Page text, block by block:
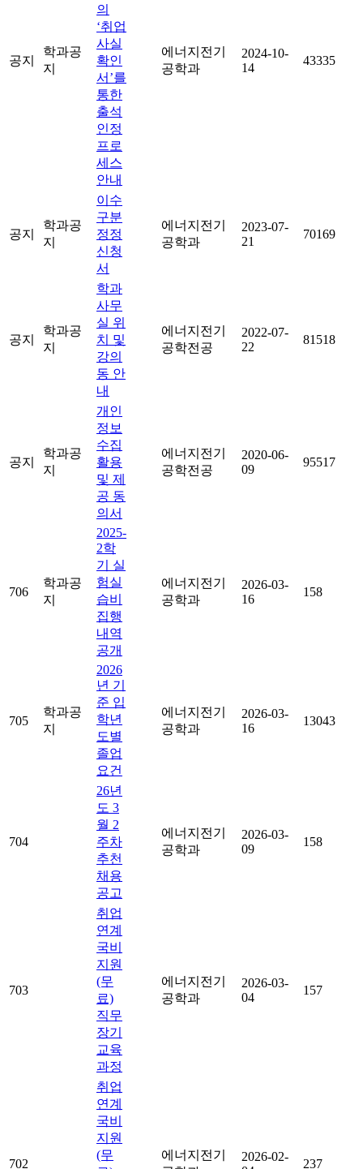
공지
학과공
지
의
‘취업
사실
확인
서’를
통한
출석
인정
프로
세스
안내
에너지전기
공학과
2024-10-
14
43335
공지
학과공
지
이수
구분
정정
신청
서
에너지전기
공학과
2023-07-
21
70169
공지
학과공
지
학과
사무
실 위
치 및
강의
동 안
내
에너지전기
공학전공
2022-07-
22
81518
공지
학과공
지
개인
정보
수집
활용
및 제
공 동
의서
에너지전기
공학전공
2020-06-
09
95517
706
학과공
지
2025-
2학
기 실
험실
습비
집행
내역
공개
에너지전기
공학과
2026-03-
16
158
705
학과공
지
2026
년 기
준 입
학년
도별
졸업
요건
에너지전기
공학과
2026-03-
16
13043
704
26년
도 3
월 2
주차
추천
채용
공고
에너지전기
공학과
2026-03-
09
158
703
취업
연계
국비
지원
(무
료)
직무
장기
교육
과정
에너지전기
공학과
2026-03-
04
157
702
취업
연계
국비
지원
(무
에너지전기
2026-02-
237